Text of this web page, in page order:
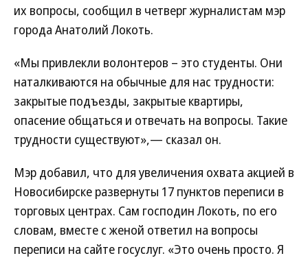
их вопросы, сообщил в четверг журналистам мэр
города Анатолий Локоть.
«Мы привлекли волонтеров – это студенты. Они
наталкиваются на обычные для нас трудности:
закрытые подъезды, закрытые квартиры,
опасение общаться и отвечать на вопросы. Такие
трудности существуют»,— сказал он.
Мэр добавил, что для увеличения охвата акцией в
Новосибирске развернуты 17 пунктов переписи в
торговых центрах. Сам господин Локоть, по его
словам, вместе с женой ответил на вопросы
переписи на сайте госуслуг. «Это очень просто. Я